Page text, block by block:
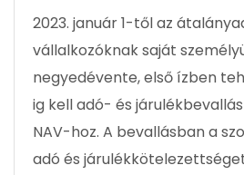
2023. január 1-től az
vállalkozóknak saját
negyedévente, első ízben
ig kell adó- és
NAV-hoz. A bevallásban a
adó és